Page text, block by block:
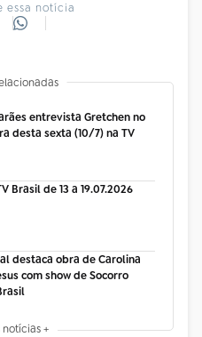
essa notícia
entrevista Gretchen no
desta sexta (10/7) na TV
Brasil de 13 a 19.07.2026
destaca obra de Carolina
com show de Socorro
notícias +